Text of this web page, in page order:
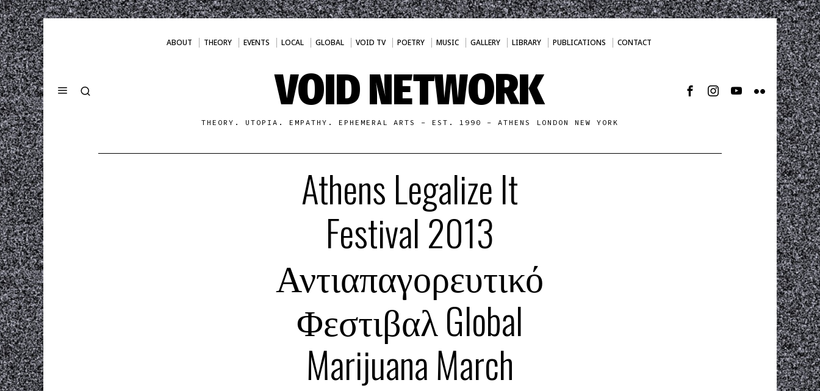
ABOUT THEORY EVENTS LOCAL GLOBAL VOID TV POETRY MUSIC GALLERY LIBRARY PUBLICATIONS CONTACT
VOID NETWORK
THEORY. UTOPIA. EMPATHY. EPHEMERAL ARTS - EST. 1990 - ATHENS LONDON NEW YORK
Athens Legalize It
Festival 2013
Αντιαπαγορευτικό
Φεστιβαλ Global
Marijuana March